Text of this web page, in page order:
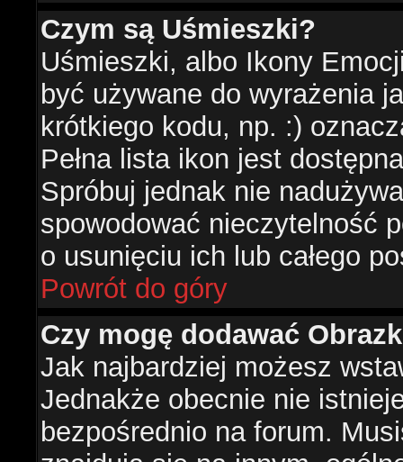
Czym są Uśmieszki?
Uśmieszki, albo Ikony
być używane do wyrażenia
krótkiego kodu, np. :)
Pełna lista ikon jest
Spróbuj jednak nie
spowodować nieczytelność
o usunięciu ich lub całego
Powrót do góry
Czy mogę dodawać
Jak najbardziej możesz
Jednakże obecnie nie
bezpośrednio na forum.